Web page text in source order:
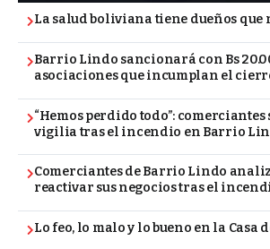
La salud boliviana tiene dueños
Barrio Lindo sancionará con Bs
asociaciones que incumplan el
“Hemos perdido todo”: comerciantes
vigilia tras el incendio en Barrio
Comerciantes de Barrio Lindo
reactivar sus negocios tras el
Lo feo, lo malo y lo bueno en la Casa